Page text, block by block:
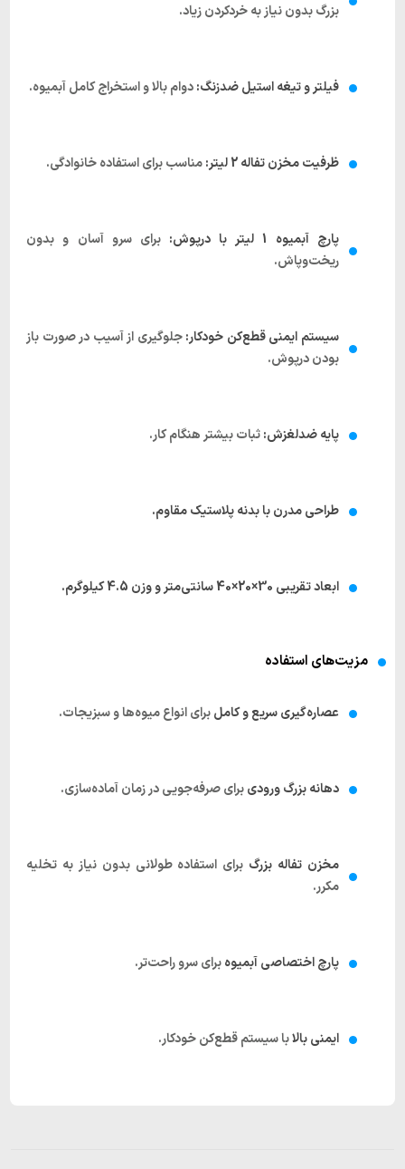
بزرگ بدون نیاز به خردکردن زیاد.
فیلتر و تیغه استیل ضدزنگ:دوام بالا و استخراج کامل آبمیوه.
ظرفیت مخزن تفاله 2 لیتر: مناسب برای استفاده خانوادگی.
پارچ آبمیوه 1 لیتر با درپوش:
برای سرو آسان و بدون
ریخت‌وپاش.
سیستم ایمنی قطع‌کن خودکار:جلوگیری از آسیب در صورت باز
بودن درپوش.
پایه ضدلغزش:ثبات بیشتر هنگام کار.
طراحی مدرن با بدنه پلاستیک مقاوم.
ابعاد تقریبی 30×20×40 سانتی‌متر و وزن 4.5 کیلوگرم.
مزیت‌های استفاده
عصاره‌گیری سریع و کاملبرای انواع میوه‌ها و سبزیجات.
دهانه بزرگ ورودیبرای صرفه‌جویی در زمان آماده‌سازی.
مخزن تفاله بزرگ برای استفاده طولانی بدون نیاز به تخلیه
مکرر.
پارچ اختصاصی آبمیوهبرای سرو راحت‌تر.
ایمنی بالابا سیستم قطع‌کن خودکار.